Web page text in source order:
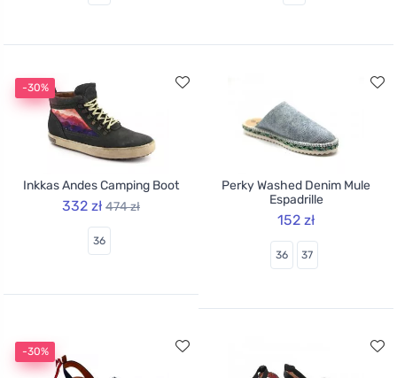
-30%
Inkkas Andes Camping Boot
332 zł 474 zł
36
Perky Washed Denim Mule
Espadrille
152 zł
36 37
-30%